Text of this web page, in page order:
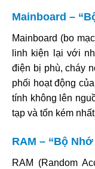
Mainboard –
Mainboard (bo
linh kiện lại với
điện bị phù, cháy
phối hoạt động
tính không lên
tạp và tốn kém
RAM – “Bộ
RAM (Random